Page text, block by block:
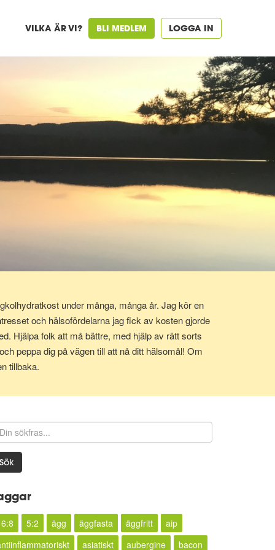
VILKA ÄR VI? BLI MEDLEM LOGGA IN
under många, många år. Jag kör en
och hälsofördelarna jag fick av kosten gjorde
Hjälpa folk att må bättre, med hjälp av rätt sorts
peppa dig på vägen till att nå ditt hälsomål! Om
tillbaka.
Sök
5:2 ägg äggfasta äggfritt
aip
asiatiskt aubergine
bacon